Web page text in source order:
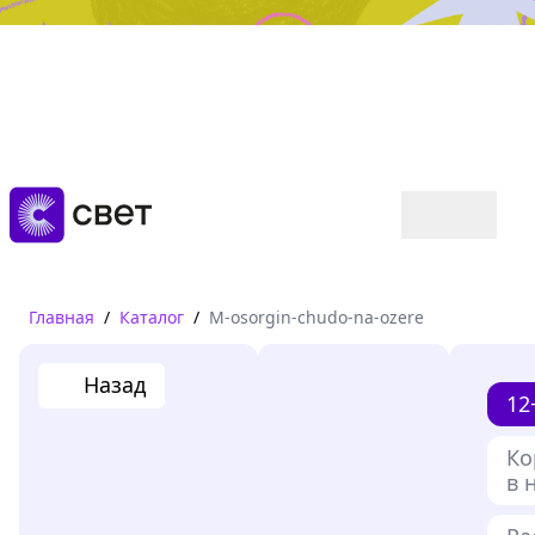
Дружба, любовь, взросление
Читать
Главная / Каталог / M-osorgin-chudo-na-ozere
Назад
в